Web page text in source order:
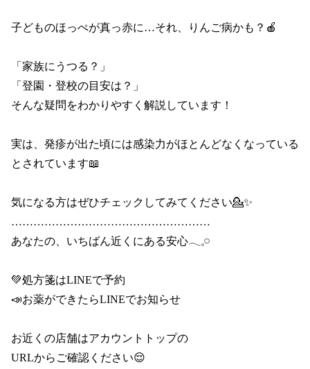
子どものほっぺが真っ赤に…それ、りんご病かも？🍎
「家族にうつる？」
「登園・登校の目安は？」
そんな疑問をわかりやすく解説しています！
実は、発疹が出た頃には感染力がほとんどなくなっている
とされています📖
気になる方はぜひチェックしてみてください💁✨
………………………………………………
あなたの、いちばん近くにある安心𓂃𓈒𓏸
💚処方箋はLINEで予約
📣お薬ができたらLINEでお知らせ
お近くの店舗はアカウントトップの
URLからご確認ください😌